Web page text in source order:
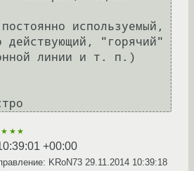
действующий, "горячий"
линии и т. п.)
+00:00
KRoN73 29.11.2014 10:39:18